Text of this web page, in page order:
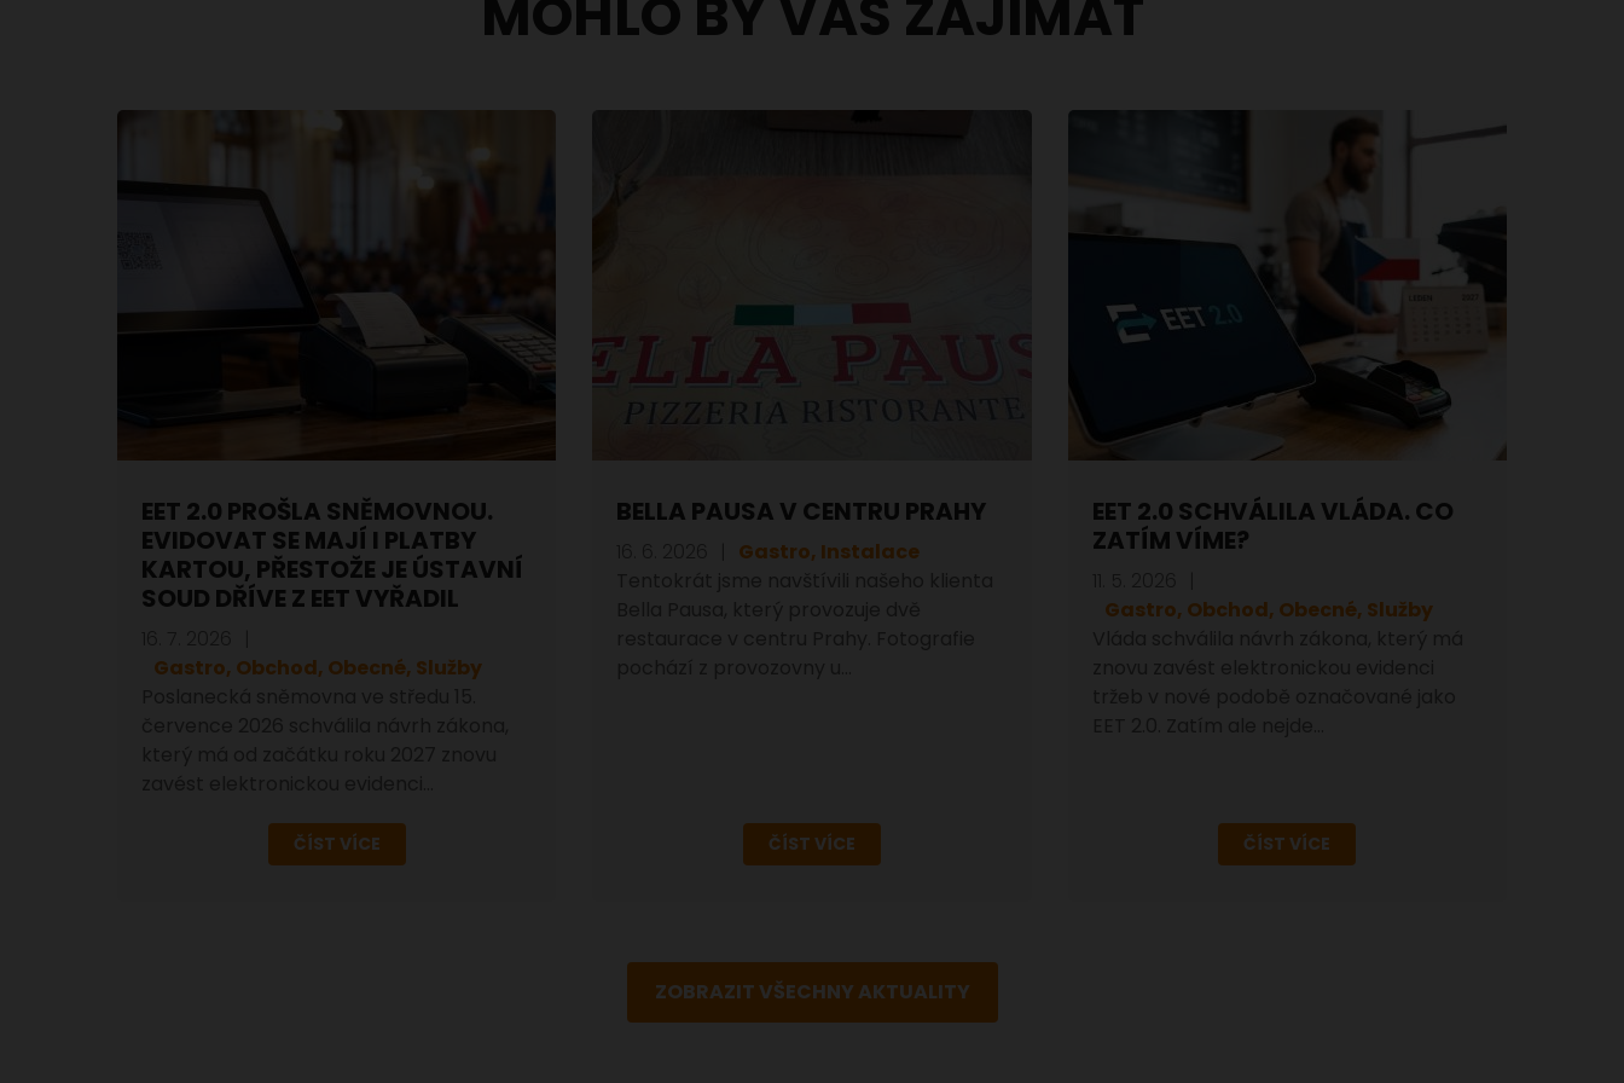
MOHLO BY VÁS ZAJÍMAT
EET 2.0 PROŠLA SNĚMOVNOU.
EVIDOVAT SE MAJÍ I PLATBY
KARTOU, PŘESTOŽE JE ÚSTAVNÍ
SOUD DŘÍVE Z EET VYŘADIL
Gastro, Obchod, Obecné, Služby
ČÍST VÍCE
BELLA PAUSA V CENTRU PRAHY
Gastro, Instalace
ČÍST VÍCE
EET 2.0 SCHVÁLILA VLÁDA. CO
ZATÍM VÍME?
Gastro, Obchod, Obecné, Služby
ČÍST VÍCE
ZOBRAZIT VŠECHNY AKTUALITY